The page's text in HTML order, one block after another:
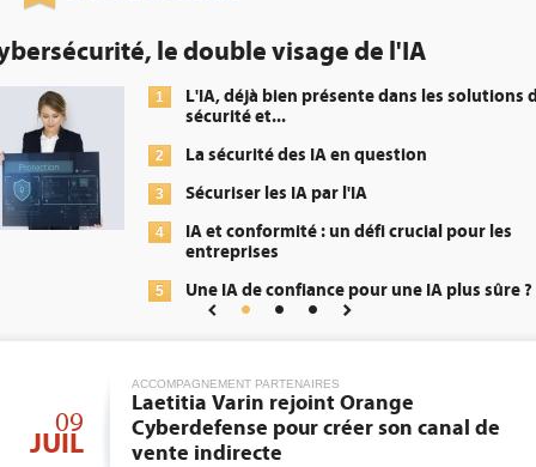
visage de l'IA
bien présente dans les solutions de
et...
des IA en question
les IA par l'IA
: un défi crucial pour les
de confiance pour une IA plus sûre ?
DEE:
4
09
JUIL
ACCOMPAGNEMENT PARTENAIRES
Laetitia Varin rejoint Orange
Cyberdefense pour créer son canal de
vente indirecte